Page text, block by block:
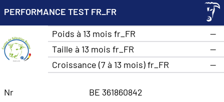
PERFORMANCE TEST FR_FR
Poids à 13 mois fr_FR
—
Taille à 13 mois fr_FR
—
Croissance (7 à 13 mois) fr_FR
—
Nr
BE 361860842